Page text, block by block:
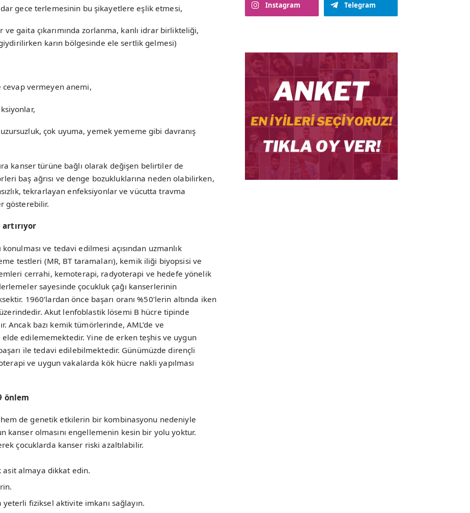
gece terlemesinin bu şikayetlere eşlik etmesi,
gaita çıkarımında zorlanma, kanlı idrar birlikteliği,
karın bölgesinde ele sertlik gelmesi)
cevap vermeyen anemi,
çok uyuma, yemek yememe gibi davranış
kanser türüne bağlı olarak değişen belirtiler de
baş ağrısı ve denge bozukluklarına neden olabilirken,
tekrarlayan enfeksiyonlar ve vücutta travma
gösterebilir.
ve tedavi edilmesi açısından uzmanlık
testleri (MR, BT taramaları), kemik iliği biyopsisi ve
cerrahi, kemoterapi, radyoterapi ve hedefe yönelik
sayesinde çocukluk çağı kanserlerinin
1960’lardan önce başarı oranı %50’lerin altında iken
Akut lenfoblastik lösemi B hücre tipinde
Ancak bazı kemik tümörlerinde, AML’de ve
edilememektedir. Yine de erken teşhis ve uygun
ile tedavi edilebilmektedir. Günümüzde dirençli
ve uygun vakalarda kök hücre nakli yapılması
önlem
de genetik etkilerin bir kombinasyonu nedeniyle
kanser olmasını engellemenin kesin bir yolu yoktur.
çocuklarda kanser riski azaltılabilir.
asit almaya dikkat edin.
fiziksel aktivite imkanı sağlayın.
Instagram Telegram